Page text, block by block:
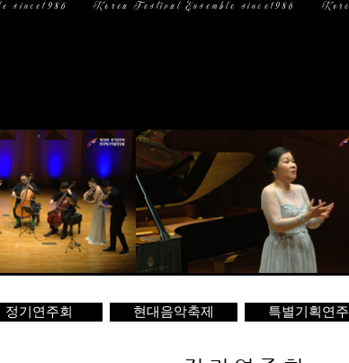
정기연주회 현대음악축제 특별기획연주